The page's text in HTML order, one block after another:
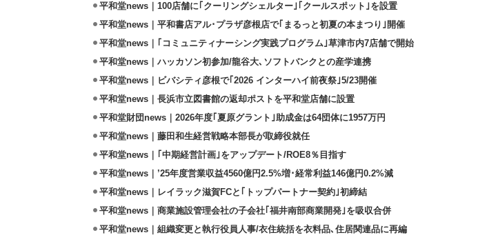
平和堂news｜100店舗に｢クーリングシェルター｣｢クールスポット｣を設置
平和堂news｜平和書店アル･プラザ彦根店で｢まるっと初夏の本まつり｣開催
平和堂news｜｢コミュニティナーシング実践プログラム｣草津市内7店舗で開始
平和堂news｜ハッカソン初参加/龍谷大､ソフトバンクとの産学連携
平和堂news｜ビバシティ彦根で｢2026 インターハイ前夜祭｣5/23開催
平和堂news｜⾧浜市立図書館の返却ポストを平和堂店舗に設置
平和堂財団news｜2026年度｢夏原グラント｣助成金は64団体に1957万円
平和堂news｜藤田和生経営戦略本部長が取締役就任
平和堂news｜｢中期経営計画｣をアップデート/ROE8％目指す
平和堂news｜’25年度営業収益4560億円2.5%増･経常利益146億円0.2%減
平和堂news｜レイラック滋賀FCと｢トップパートナー契約｣初締結
平和堂news｜商業施設管理会社の子会社｢福井南部商業開発｣を吸収合併
平和堂news｜組織変更と執行役員人事/衣住統括を衣料品､住居関連品に再編